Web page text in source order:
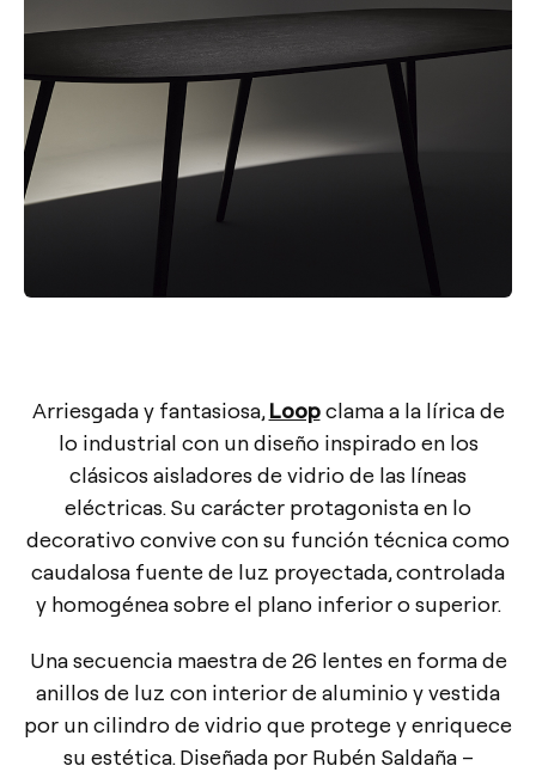
Arriesgada y fantasiosa,Loopclama a la lírica de
lo industrial con un diseño inspirado en los
clásicos aisladores de vidrio de las líneas
eléctricas. Su carácter protagonista en lo
decorativo convive con su función técnica como
caudalosa fuente de luz proyectada, controlada
y homogénea sobre el plano inferior o superior.
Una secuencia maestra de 26 lentes en forma de
anillos de luz con interior de aluminio y vestida
por un cilindro de vidrio que protege y enriquece
su estética. Diseñada por Rubén Saldaña –